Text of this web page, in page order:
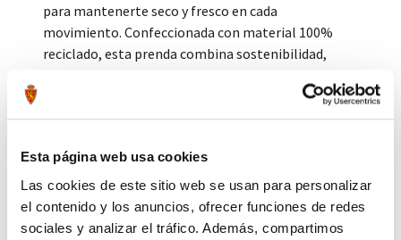
Esta página web usa cookies
Las cookies de este sitio web se usan para personalizar
el contenido y los anuncios, ofrecer funciones de redes
sociales y analizar el tráfico. Además, compartimos
para mantenerte seco y fresco en cada
movimiento. Confeccionada con material 100%
reciclado, esta prenda combina sostenibilidad,